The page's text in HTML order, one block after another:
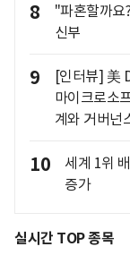
8
"파혼할까요
신부
9
[인터뷰] 美
마이크로소
계와 거버넌
10
세계 1위
증가
실시간 TOP 종목